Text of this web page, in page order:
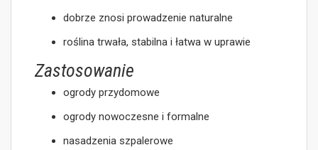
dobrze znosi prowadzenie naturalne
roślina trwała, stabilna i łatwa w uprawie
Zastosowanie
ogrody przydomowe
ogrody nowoczesne i formalne
nasadzenia szpalerowe